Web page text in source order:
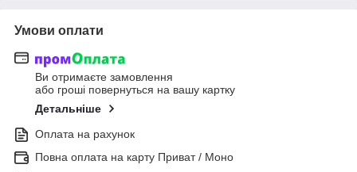
Умови оплати
Ви отримаєте замовлення
або гроші повернуться на вашу картку
Детальніше
Оплата на рахунок
Повна оплата на карту Приват / Моно